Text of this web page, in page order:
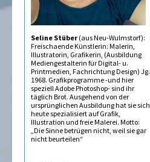
Seline Stüber (aus Neu-Wulmstorf):
Freischaffende Künstlerin: Malerin,
Illustratorin, Grafikerin, (Ausbildung
Mediengestalterin für Digital- u.
Printmedien, Fachrichtung Design) Jg.
1968. Grafikprogramme -und hier
speziell Adobe Photoshop- sind ihr
täglich Brot. Ausgehend von der
ursprünglichen Ausbildung hat sie sich
heute spezialisiert auf Grafik,
Illustration und freie Malerei. Motto:
„Die Sinne betrügen nicht, weil sie gar
nicht beurteilen“